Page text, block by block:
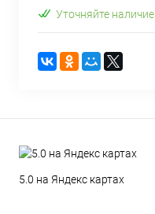
Уточняйте наличие
5.0 на Яндекс картах